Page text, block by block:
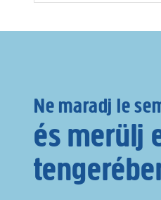
Ne maradj le
és merülj